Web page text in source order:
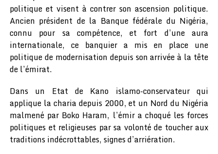
politique et visent à contrer son ascension politique.
Ancien président de la Banque fédérale du Nigéria,
connu pour sa compétence, et fort d’une aura
internationale, ce banquier a mis en place une
politique de modernisation depuis son arrivée à la tête
de l’émirat.
Dans un Etat de Kano islamo-conservateur qui
applique la charia depuis 2000, et un Nord du Nigéria
malmené par Boko Haram, l’émir a choqué les forces
politiques et religieuses par sa volonté de toucher aux
traditions indécrottables, signes d’arriération.